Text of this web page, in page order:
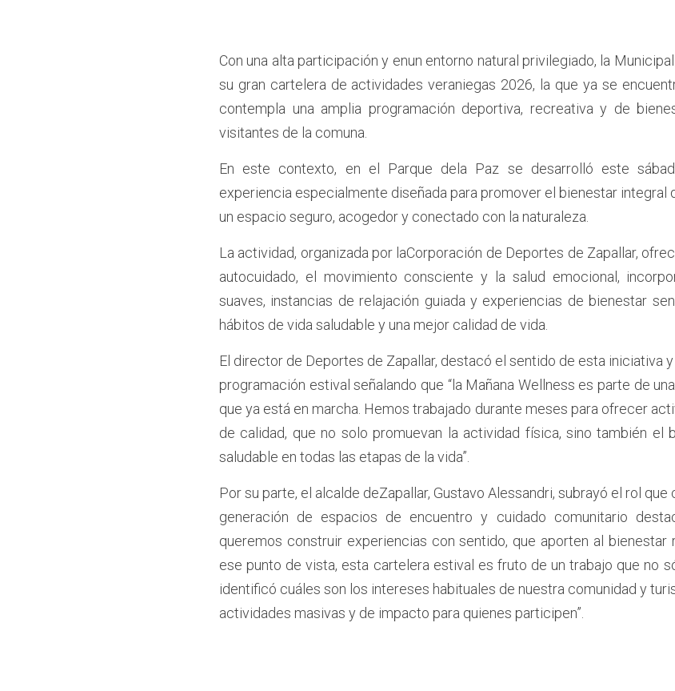
Con una alta participación y enun entorno natural privilegiado, la
su gran cartelera de actividades veraniegas 2026, la que ya se
contempla una amplia programación deportiva, recreativa y de
visitantes de la comuna.
En este contexto, en el Parque dela Paz se desarrolló este
experiencia especialmente diseñada para promover el bienestar integral
un espacio seguro, acogedor y conectado con la naturaleza.
La actividad, organizada por laCorporación de Deportes de Zapallar,
autocuidado, el movimiento consciente y la salud emocional,
suaves, instancias de relajación guiada y experiencias de bienestar
hábitos de vida saludable y una mejor calidad de vida.
El director de Deportes de Zapallar, destacó el sentido de esta iniciativa
programación estival señalando que “la Mañana Wellness es parte de
que ya está en marcha. Hemos trabajado durante meses para ofrecer
de calidad, que no solo promuevan la actividad física, sino también el
saludable en todas las etapas de la vida”.
Por su parte, el alcalde deZapallar, Gustavo Alessandri, subrayó el rol
generación de espacios de encuentro y cuidado comunitario
queremos construir experiencias con sentido, que aporten al bienestar
ese punto de vista, esta cartelera estival es fruto de un trabajo que no
identificó cuáles son los intereses habituales de nuestra comunidad y
actividades masivas y de impacto para quienes participen”.